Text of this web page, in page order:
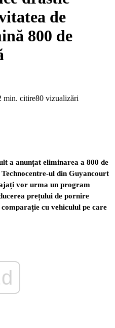
de
800 de
min. citire80 vizualizări
a anunțat eliminarea a 800 de
ul din Guyancourt
vor urma un program
prețului de pornire
cu vehiculul pe care